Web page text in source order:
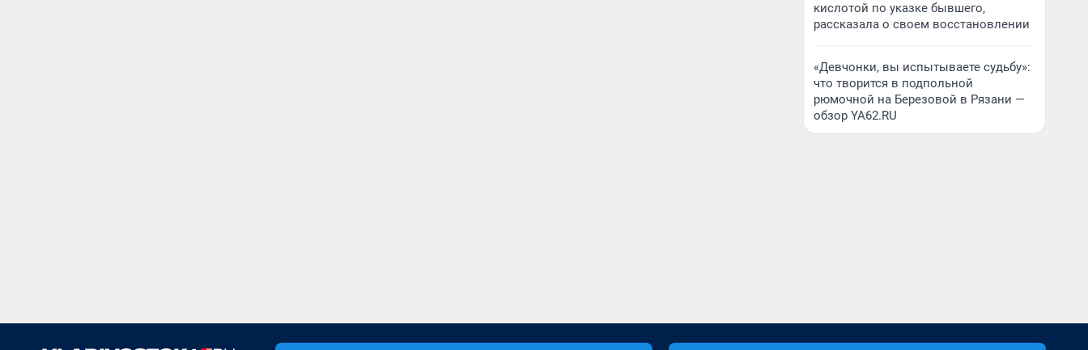
кислотой по указке бывшего,
рассказала о своем восстановлении
«Девчонки, вы испытываете судьбу»:
что творится в подпольной
рюмочной на Березовой в Рязани —
обзор YA62.RU